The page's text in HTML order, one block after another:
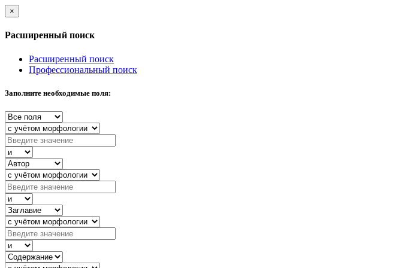
×
Расширенный поиск
Расширенный поиск
Профессиональный поиск
Заполните необходимые поля: